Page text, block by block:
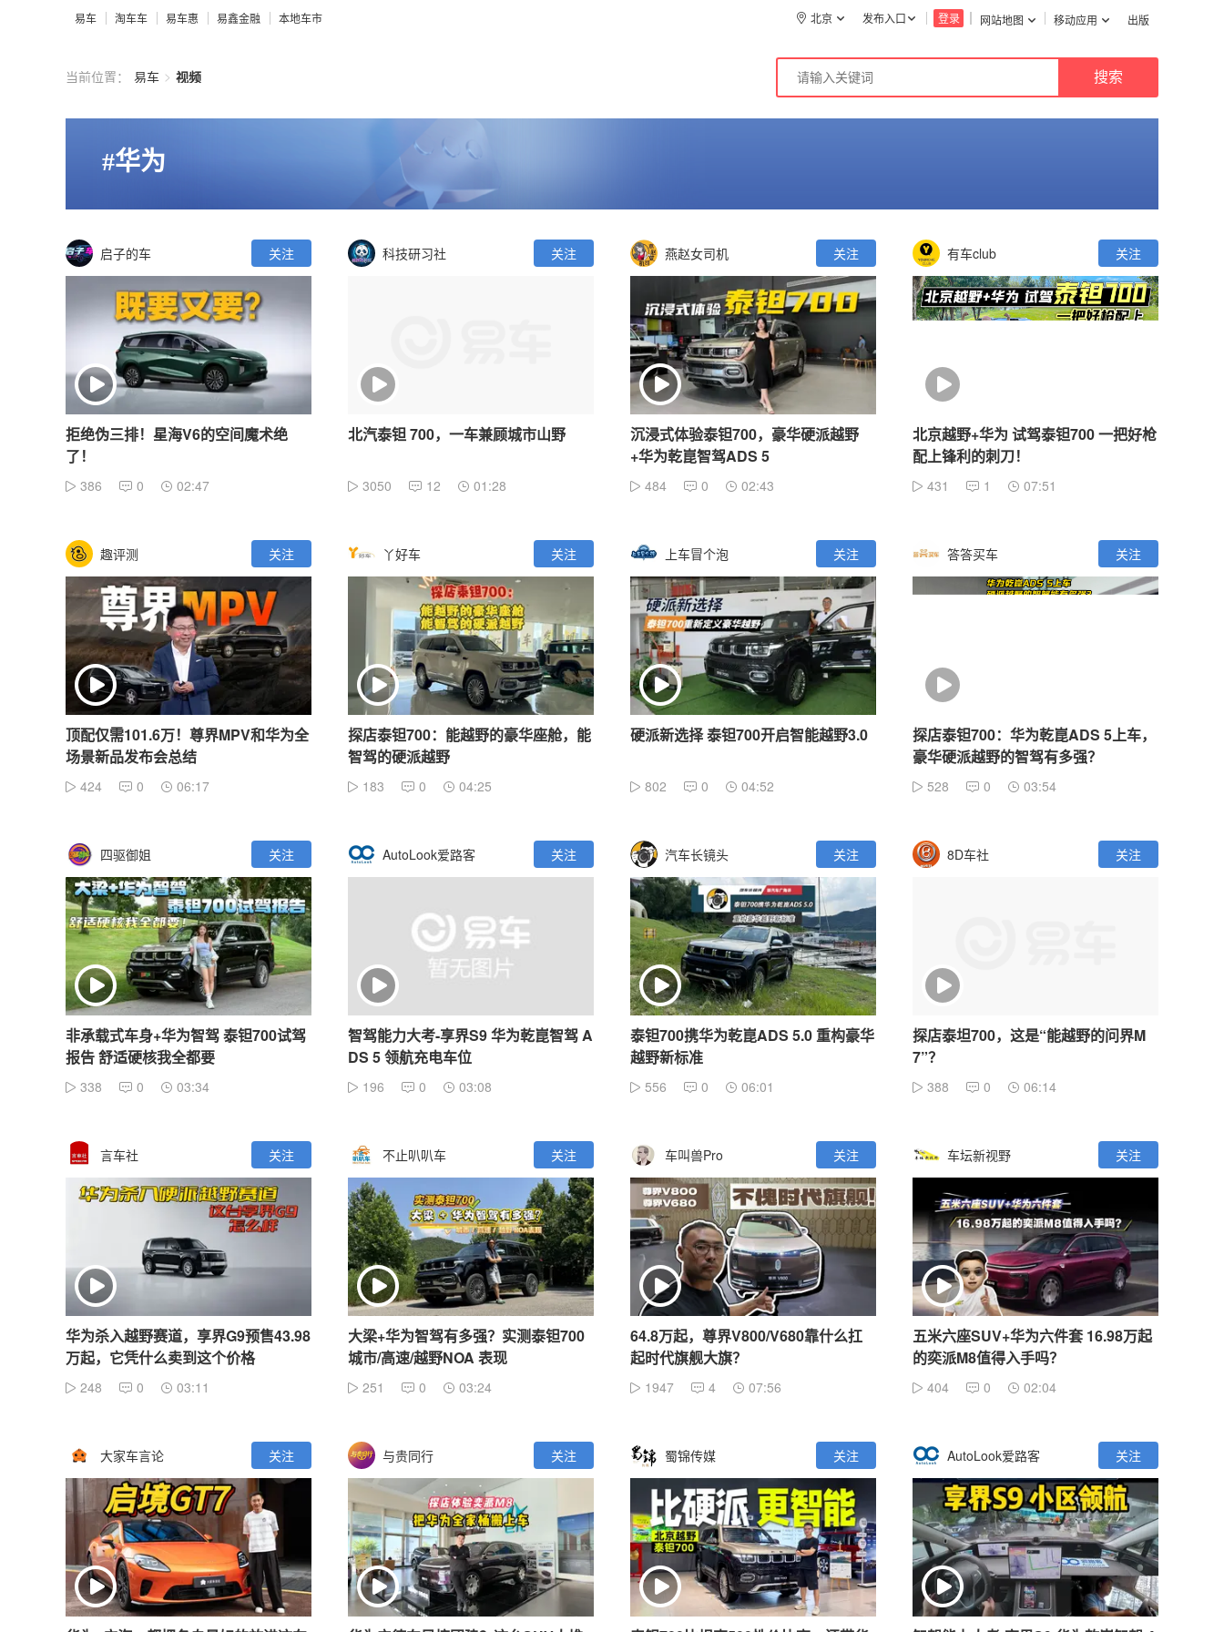
易车 淘车车 易车惠 易鑫金融 本地车市 网站地图 移动应用 出版
登录
发布入口
北京
当前位置： 易车 > 视频
#华为
启子的车 关注
拒绝伪三排！星海V6的空间魔术绝
了！
386 0 02:47
科技研习社 关注
北汽泰钽 700，一车兼顾城市山野
3050 12 01:28
燕赵女司机 关注
沉浸式体验泰钽700，豪华硬派越野
+华为乾崑智驾ADS 5
484 0 02:43
有车club 关注
北京越野+华为 试驾泰钽700 一把好枪
配上锋利的刺刀！
431 1 07:51
趣评测 关注
顶配仅需101.6万！尊界MPV和华为全
场景新品发布会总结
424 0 06:17
丫好车 关注
探店泰钽700：能越野的豪华座舱，能
智驾的硬派越野
183 0 04:25
上车冒个泡 关注
硬派新选择 泰钽700开启智能越野3.0
802 0 04:52
答答买车 关注
探店泰钽700：华为乾崑ADS 5上车，
豪华硬派越野的智驾有多强？
528 0 03:54
四驱御姐 关注
非承载式车身+华为智驾 泰钽700试驾
报告 舒适硬核我全都要
338 0 03:34
AutoLook爱路客 关注
智驾能力大考-享界S9 华为乾崑智驾 A
DS 5 领航充电车位
196 0 03:08
汽车长镜头 关注
泰钽700携华为乾崑ADS 5.0 重构豪华
越野新标准
556 0 06:01
8D车社 关注
探店泰坦700，这是“能越野的问界M
7”？
388 0 06:14
言车社 关注
华为杀入越野赛道，享界G9预售43.98
万起，它凭什么卖到这个价格
248 0 03:11
不止叭叭车 关注
大梁+华为智驾有多强？实测泰钽700
城市/高速/越野NOA 表现
251 0 03:24
车叫兽Pro 关注
64.8万起，尊界V800/V680靠什么扛
起时代旗舰大旗？
1947 4 07:56
车坛新视野 关注
五米六座SUV+华为六件套 16.98万起
的奕派M8值得入手吗？
404 0 02:04
大家车言论 关注 与贵同行 关注 蜀锦传媒 关注 AutoLook爱路客 关注